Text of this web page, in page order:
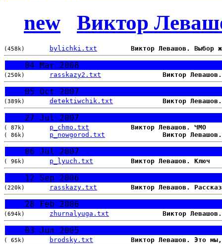
new Виктор
(458k) bylichki.txt Виктор Левашов. Выбор
04 Mar 2008
(250k) rasskazy2.txt Виктор
05 Oct 2007
(389k) detektiwchik.txt Виктор
27 Jul 2007
( 87k) p_chmo.txt Виктор Левашов. ЧМО
( 86k) p_nowgorod.txt Виктор
06 Jul 2007
( 96k) p_lyuch.txt Виктор Левашов. Ключ
12 Sep 2006
(220k) rasskazy.txt Виктор Левашов.
28 Feb 2006
(694k) zhurnalyuga.txt Виктор
03 Jun 2005
( 65k) brodsky.txt Виктор Левашов. Это